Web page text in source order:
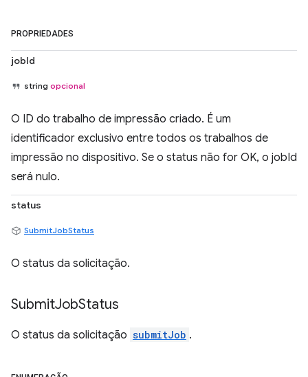
PROPRIEDADES
jobId
string opcional
O ID do trabalho de impressão criado. É um
identificador exclusivo entre todos os trabalhos de
impressão no dispositivo. Se o status não for OK, o jobId
será nulo.
status
SubmitJobStatus
O status da solicitação.
SubmitJobStatus
O status da solicitação submitJob .